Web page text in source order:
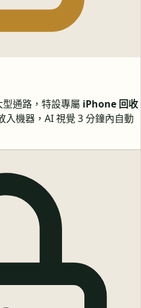
通路，特設專屬 iPhone 回收
入機器，AI 視覺 3 分鐘內自動